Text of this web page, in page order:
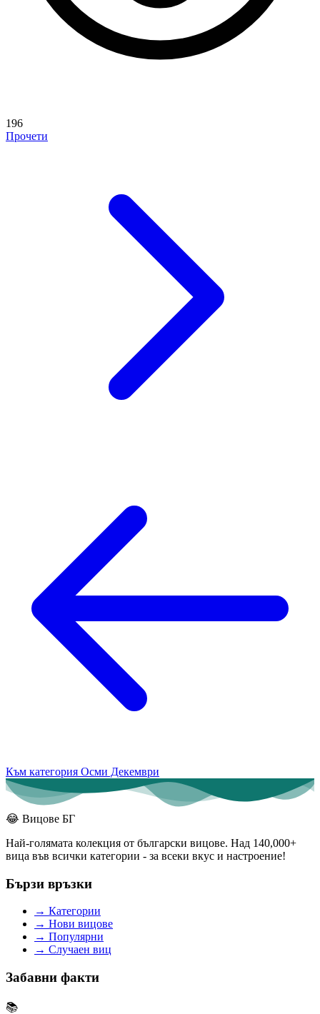
196
Прочети
Към категория Осми Декември
😂 Вицове БГ
Най-голямата колекция от български вицове. Над 140,000+
вица във всички категории - за всеки вкус и настроение!
Бързи връзки
→ Категории
→ Нови вицове
→ Популярни
→ Случаен виц
Забавни факти
📚